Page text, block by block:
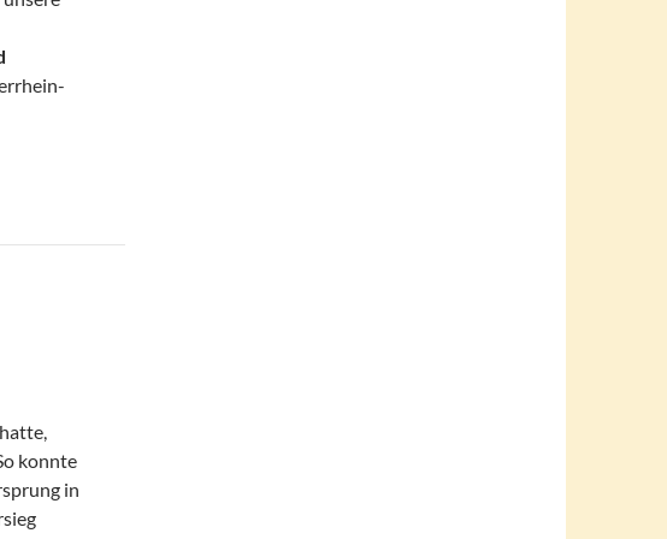
konnte
in